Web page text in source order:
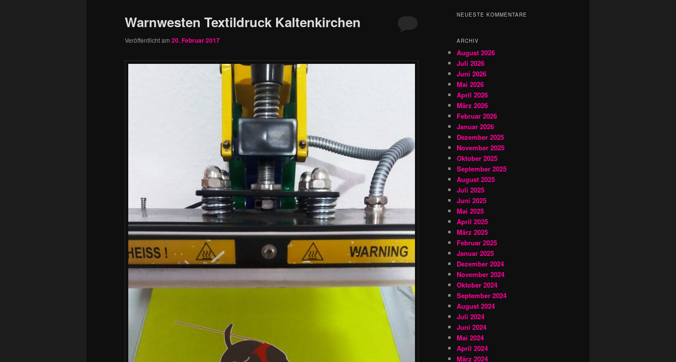
Warnwesten Textildruck Kaltenkirchen
Veröffentlicht am 20. Februar 2017
h
NEUESTE KOMMENTARE
ARCHIV
August 2026
Juli 2026
Juni 2026
Mai 2026
April 2026
März 2026
Februar 2026
Januar 2026
Dezember 2025
November 2025
Oktober 2025
September 2025
August 2025
Juli 2025
Juni 2025
Mai 2025
April 2025
März 2025
Februar 2025
Januar 2025
Dezember 2024
November 2024
Oktober 2024
September 2024
August 2024
Juli 2024
Juni 2024
Mai 2024
April 2024
März 2024